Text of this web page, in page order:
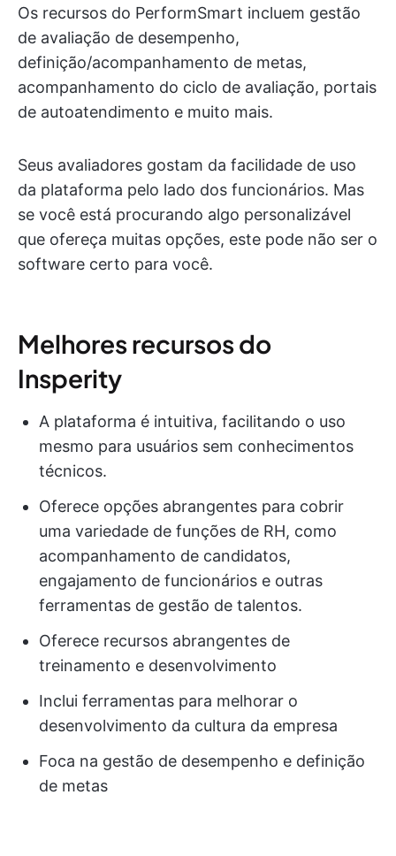
Os recursos do PerformSmart incluem gestão
de avaliação de desempenho,
definição/acompanhamento de metas,
acompanhamento do ciclo de avaliação, portais
de autoatendimento e muito mais.
Seus avaliadores gostam da facilidade de uso
da plataforma pelo lado dos funcionários. Mas
se você está procurando algo personalizável
que ofereça muitas opções, este pode não ser o
software certo para você.
Melhores recursos do
Insperity
A plataforma é intuitiva, facilitando o uso
mesmo para usuários sem conhecimentos
técnicos.
Oferece opções abrangentes para cobrir
uma variedade de funções de RH, como
acompanhamento de candidatos,
engajamento de funcionários e outras
ferramentas de gestão de talentos.
Oferece recursos abrangentes de
treinamento e desenvolvimento
Inclui ferramentas para melhorar o
desenvolvimento da cultura da empresa
Foca na gestão de desempenho e definição
de metas